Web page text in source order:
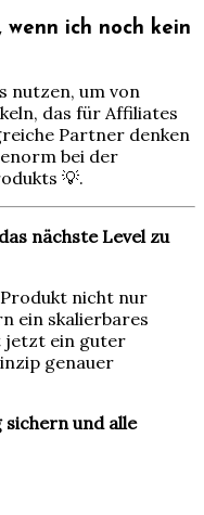
wenn ich noch kein
nutzen, um von
das für Affiliates
Partner denken
bei der
💡.
nächste Level zu
nicht nur
ein skalierbares
jetzt ein guter
genauer
und alle